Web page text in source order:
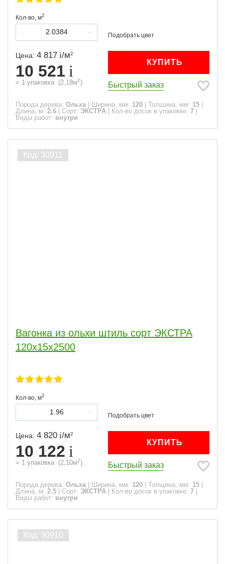
Кол-во, м2
Цена: 4 817 /м2
10 521
= 1 упаковка (2,18м2)
КУПИТЬ
Быстрый заказ
Порода дерева: Ольха Ширина, мм: 120 Толщина, мм: 15
Длина, м: 2.6 Сорт: ЭКСТРА Кол-во досок в упаковке: 7
Виды работ: внутри
Вагонка из ольхи штиль сорт ЭКСТРА
120х15х2500
Кол-во, м2
Цена: 4 820 /м2
10 122
= 1 упаковка (2,10м2)
КУПИТЬ
Быстрый заказ
Порода дерева: Ольха Ширина, мм: 120 Толщина, мм: 15
Длина, м: 2.5 Сорт: ЭКСТРА Кол-во досок в упаковке: 7
Виды работ: внутри